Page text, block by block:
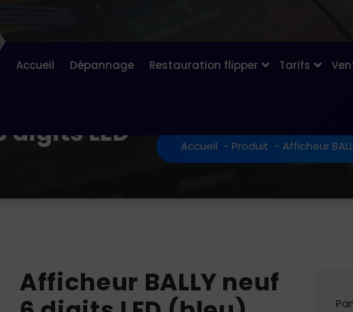
Accueil Dépannage Restauration flipper Tarifs
digits LED
Accueil - Produit - Afficheur
Afficheur BALLY neuf